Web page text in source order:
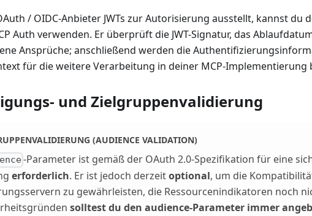
/ OIDC-Anbieter JWTs zur Autorisierung ausstellt, kannst du
Auth verwenden. Er überprüft die JWT-Signatur, das
Ansprüche; anschließend werden die
für die weitere Verarbeitung in deiner MCP-Implementierung
und Zielgruppenvalidierung
(AUDIENCE VALIDATION)
-Parameter ist gemäß der OAuth 2.0-Spezifikation für eine
erforderlich. Er ist jedoch derzeitoptional, um die
zu gewährleisten, die Ressourcenindikatoren noch
solltest du den audience-Parameter immer